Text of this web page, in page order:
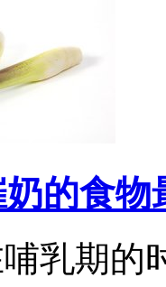
奶的食
乳期的